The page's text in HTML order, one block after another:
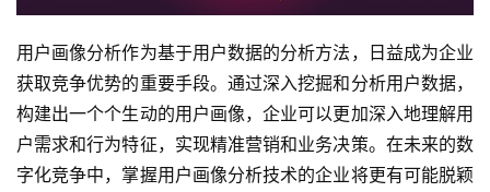
用户画像分析作为基于用户数据的分析方法，日益成为企业
获取竞争优势的重要手段。通过深入挖掘和分析用户数据，
构建出一个个生动的用户画像，企业可以更加深入地理解用
户需求和行为特征，实现精准营销和业务决策。在未来的数
字化竞争中，掌握用户画像分析技术的企业将更有可能脱颖